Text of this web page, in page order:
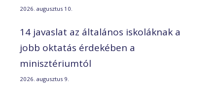
2026. augusztus 10.
14 javaslat az általános iskoláknak a
jobb oktatás érdekében a
minisztériumtól
2026. augusztus 9.